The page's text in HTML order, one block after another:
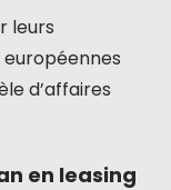
leurs
d’affaires
en leasing